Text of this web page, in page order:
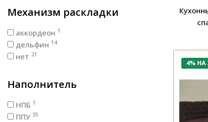
4% НА
Механизм раскладки
аккордеон 1
дельфин 14
нет 21
Наполнитель
НПБ 1
ППУ 35